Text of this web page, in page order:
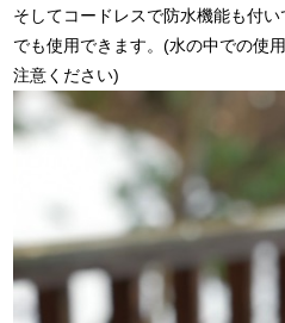
そしてコードレスで防水機能も付
でも使用できます。(水の中での使
注意ください)